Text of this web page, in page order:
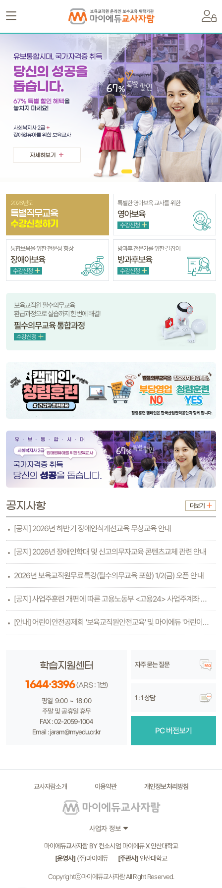
2026년도
특별직무교육
수강신청하기
특별한 영아보육 교사를 위한
영아보육
수강신청
통합보육을 위한 전문성 향상
장애아보육
수강신청
방과후 전문가를 위한 길잡이
방과후보육
수강신청
보육교직원 필수의무교육
환급과정으로 실습까지 한번에 해결!
필수의무교육 통합과정
수강신청
공지사항 더보기
[공지] 2026년 하반기 장애인식개선교육 무상교육 안내
[공지] 2026년 장애인학대 및 신고의무자교육 콘텐츠교체 관련 안내
2026년 보육교직원무료특강(필수의무교육 포함) 1/2(금) 오픈 안내
[공지] 사업주훈련 개편에 따른 고용노동부 <고용24> 사업주계좌 등록방법 안내(6.26수..
[안내] 어린이안전공제회 '보육교직원안전교육' 및 마이에듀 '어린이안전교육'
학습지원센터
1644·3396 (ARS : 1번)
평일 9:00 ~ 18:00
주말 및 공휴일 휴무
FAX : 02-2059-1004
Email : jaram@myedu.or.kr
자주 묻는 질문
1 : 1 상담
PC 버전보기
교사자람소개 이용약관 개인정보처리방침
사업자 정보
마이에듀교사자람 BY 컨소시엄 마이에듀 X 안산대학교
[운영사] (주)마이에듀 [주관사]안산대학교
Copyrightⓒ마이에듀교사자람 All Right Reserved.